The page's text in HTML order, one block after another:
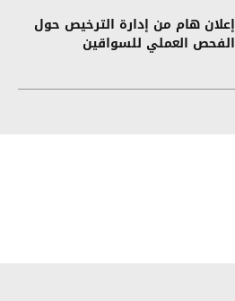
إعلان هام من إدارة الترخيص حول
الفحص العملي للسواقين